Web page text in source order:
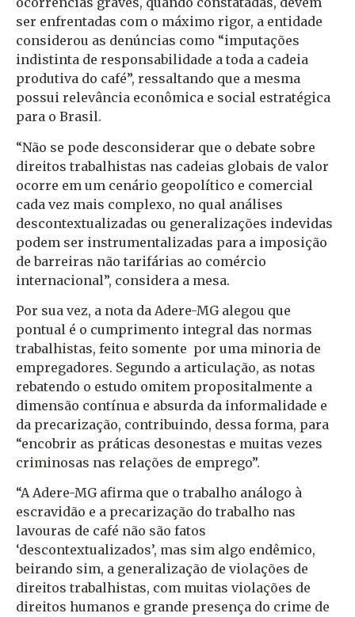
ser enfrentadas com o máximo rigor, a entidade
considerou as denúncias como “imputações
indistinta de responsabilidade a toda a cadeia
produtiva do café”, ressaltando que a mesma
possui relevância econômica e social estratégica
para o Brasil.
“Não se pode desconsiderar que o debate sobre
direitos trabalhistas nas cadeias globais de valor
ocorre em um cenário geopolítico e comercial
cada vez mais complexo, no qual análises
descontextualizadas ou generalizações indevidas
podem ser instrumentalizadas para a imposição
de barreiras não tarifárias ao comércio
internacional”, considera a mesa.
Por sua vez, a nota da Adere-MG alegou que
pontual é o cumprimento integral das normas
trabalhistas, feito somente por uma minoria de
empregadores. Segundo a articulação, as notas
rebatendo o estudo omitem propositalmente a
dimensão contínua e absurda da informalidade e
da precarização, contribuindo, dessa forma, para
“encobrir as práticas desonestas e muitas vezes
criminosas nas relações de emprego”.
“A Adere-MG afirma que o trabalho análogo à
escravidão e a precarização do trabalho nas
lavouras de café não são fatos
‘descontextualizados’, mas sim algo endêmico,
beirando sim, a generalização de violações de
direitos trabalhistas, com muitas violações de
direitos humanos e grande presença do crime de